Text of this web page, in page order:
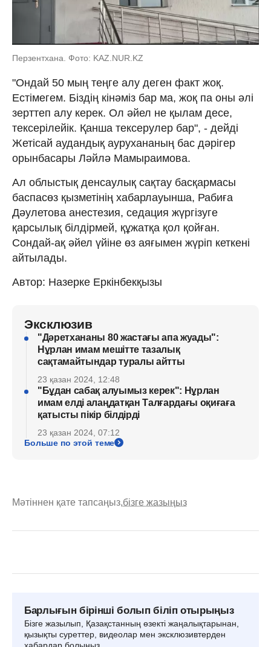
Перзентхана. Фото: KAZ.NUR.KZ
"Ондай 50 мың теңге алу деген факт жоқ.
Естімегем. Біздің кінәміз бар ма, жоқ па оны әлі
зерттеп алу керек. Ол әйел не қылам десе,
тексерілейік. Қанша тексерулер бар", - дейді
Жетісай аудандық аурухананың бас дәрігер
орынбасары Ләйлә Мамыраимова.
Ал облыстық денсаулық сақтау басқармасы
баспасөз қызметінің хабарлауынша, Рабиға
Дәулетова анестезия, седация жүргізуге
қарсылық білдірмей, құжатқа қол қойған.
Сондай-ақ әйел үйіне өз аяғымен жүріп кеткені
айтылады.
Автор: Назерке Еркінбекқызы
Эксклюзив
"Дәретхананы 80 жастағы апа жуады":
Нұрлан имам мешітте тазалық
сақтамайтындар туралы айтты
23 қазан 2024, 12:48
"Бұдан сабақ алуымыз керек": Нұрлан
имам елді алаңдатқан Талғардағы оқиғаға
қатысты пікір білдірді
23 қазан 2024, 07:12
Больше по этой теме
Мәтіннен қате тапсаңыз,бізге жазыңыз
Барлығын бірінші болып біліп отырыңыз
Бізге жазылып, Қазақстанның өзекті жаңалықтарынан,
қызықты суреттер, видеолар мен эксклюзивтерден
хабардар болыңыз.